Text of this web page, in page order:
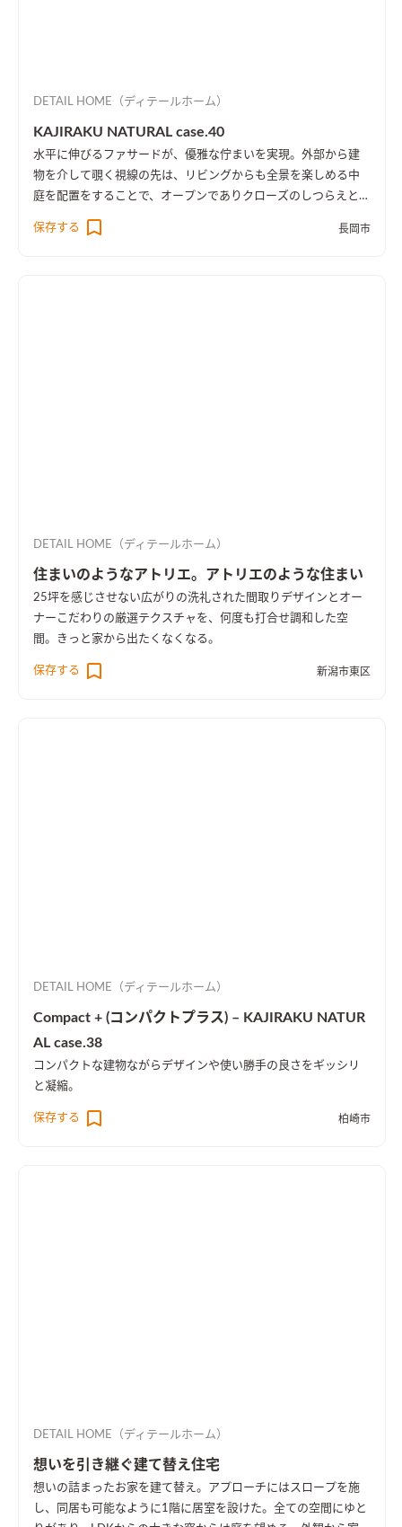
DETAIL HOME（ディテールホーム）
KAJIRAKU NATURAL case.40
水平に伸びるファサードが、優雅な佇まいを実現。外部から建
物を介して覗く視線の先は、リビングからも全景を楽しめる中
庭を配置をすることで、オープンでありクローズのしつらえとし
保存する
長岡市
DETAIL HOME（ディテールホーム）
住まいのようなアトリエ。アトリエのような住まい
25坪を感じさせない広がりの洗礼された間取りデザインとオー
ナーこだわりの厳選テクスチャを、何度も打合せ調和した空
間。きっと家から出たくなくなる。
保存する 新潟市東区
DETAIL HOME（ディテールホーム）
Compact + (コンパクトプラス) – KAJIRAKU NATUR
AL case.38
コンパクトな建物ながらデザインや使い勝手の良さをギッシリ
と凝縮。
保存する 柏崎市
DETAIL HOME（ディテールホーム）
想いを引き継ぐ建て替え住宅
想いの詰まったお家を建て替え。アプローチにはスロープを施
し、同居も可能なように1階に居室を設けた。全ての空間にゆと